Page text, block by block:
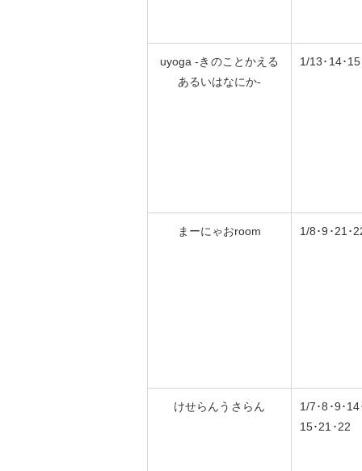
uyoga -きのことかえる
あるいはなにか-
1/13･14･15
まーにゃおroom 1/8･9･21･
けせらんうさらん
1/7･8･9･14
15･21･22